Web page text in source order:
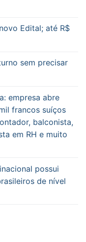
Edital; até R$
sem precisar
empresa abre
francos suíços
balconista,
em RH e muito
possui
de nível